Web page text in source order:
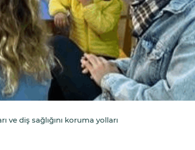
ve diş sağlığını koruma yolları